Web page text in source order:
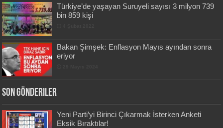
Türkiye’de yaşayan Suruyeli sayısı 3 milyon 739
bin 859 kişi
Bakan Şimşek: Enflasyon Mayıs ayından sonra
eriyor
Son Gönderiler
Yeni Parti’yi Birinci Çıkarmak İsterken Anketi
Eksik Bıraktılar!